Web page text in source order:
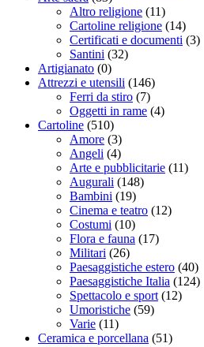
Altro religione (11)
Cartoline religione (14)
Certificati e documenti (3)
Santini (32)
Artigianato (0)
Attrezzi e utensili (146)
Ferri da stiro (7)
Oggetti in rame (4)
Cartoline (510)
Amore (3)
Angeli (4)
Arte e pubblicitarie (11)
Augurali (148)
Bambini (19)
Cinema e teatro (12)
Costumi (10)
Flora e fauna (17)
Militari (26)
Paesaggistiche estero (40)
Paesaggistiche Italia (124)
Spettacolo e sport (12)
Umoristiche (59)
Varie (11)
Ceramica e porcellana (51)